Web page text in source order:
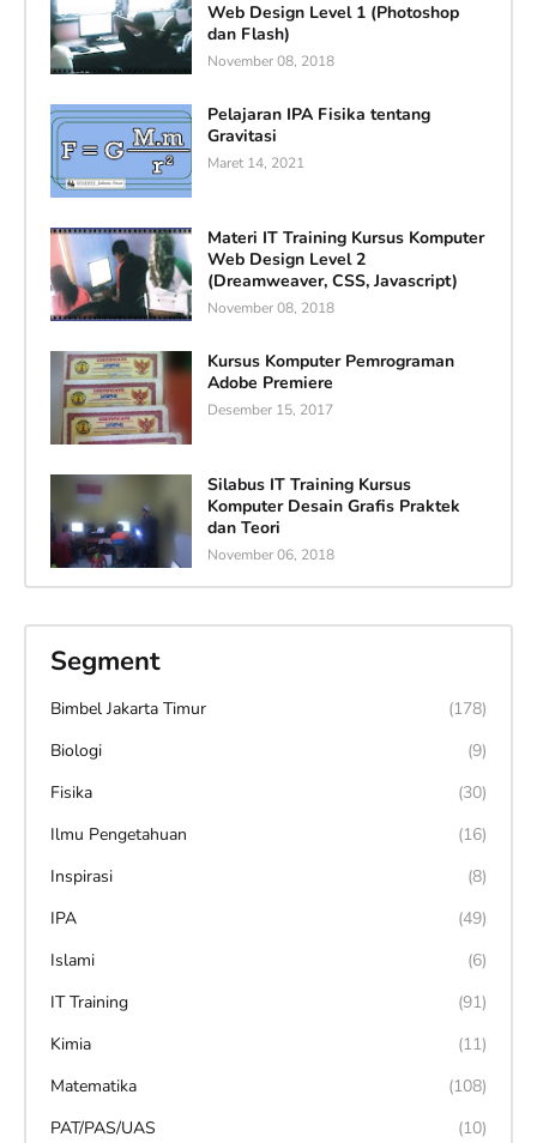
Web Design Level 1 (Photoshop
dan Flash)
November 08, 2018
Pelajaran IPA Fisika tentang
Gravitasi
Maret 14, 2021
Materi IT Training Kursus Komputer
Web Design Level 2
(Dreamweaver, CSS, Javascript)
November 08, 2018
Kursus Komputer Pemrograman
Adobe Premiere
Desember 15, 2017
Silabus IT Training Kursus
Komputer Desain Grafis Praktek
dan Teori
November 06, 2018
Segment
Bimbel Jakarta Timur
(178)
Biologi
(9)
Fisika
(30)
Ilmu Pengetahuan
(16)
Inspirasi
(8)
IPA
(49)
Islami
(6)
IT Training
(91)
Kimia
(11)
Matematika
(108)
PAT/PAS/UAS
(10)